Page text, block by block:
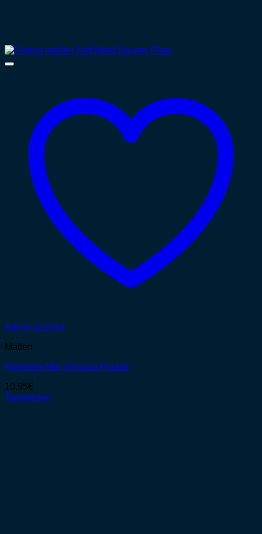
Add to wishlist
Mallen
Flexibele Mal Vierkant Plaatje
10,95€
Toevoegen